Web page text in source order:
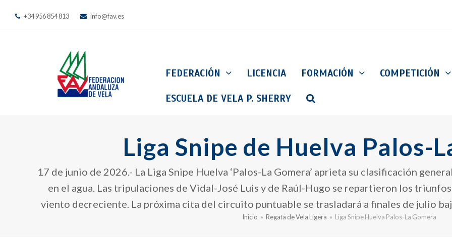
+34 956 854 813 info@fav.es
FEDERACIÓN LICENCIA FORMACIÓN COMPETICIÓN
ESCUELA DE VELA P. SHERRY
Liga Snipe de Huelva Palos-
17 de junio de 2026.- La Liga Snipe Huelva ‘Palos-La Gomera’ aprieta su clasificación
en el agua. ​Las tripulaciones de Vidal-José Luis y de Raúl-Hugo se repartieron los
viento decreciente. ​La próxima cita del circuito puntuable se trasladará a finales de julio
Inicio » Regata de Vela Ligera » Liga Snipe Huelva Palos-La Gomera